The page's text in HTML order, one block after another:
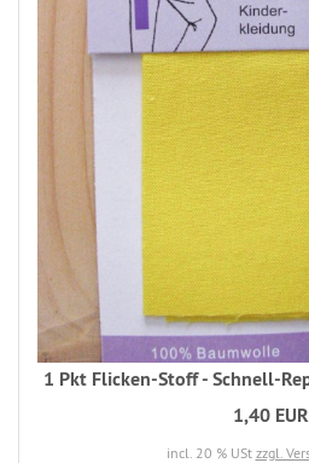
1 Pkt Flicken-Stoff - Schnell-
1,40 EUR
incl. 20 % USt zzgl.